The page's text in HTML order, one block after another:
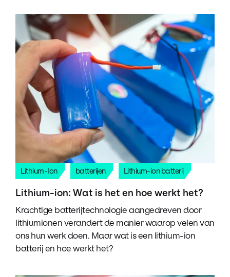
Lithium-Ion batterijen Lithium-ion batterij
Lithium-ion: Wat is het en hoe werkt het?
Krachtige batterijtechnologie aangedreven door
lithiumionen verandert de manier waarop velen van
ons hun werk doen. Maar wat is een lithium-ion
batterij en hoe werkt het?